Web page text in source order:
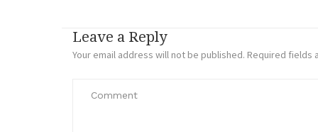
Leave a Reply
Your email address will not be published. Required fields